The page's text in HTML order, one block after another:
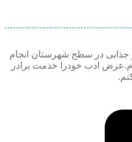
در سطح شهرستان انجام
ادب خودرا خدمت برادر